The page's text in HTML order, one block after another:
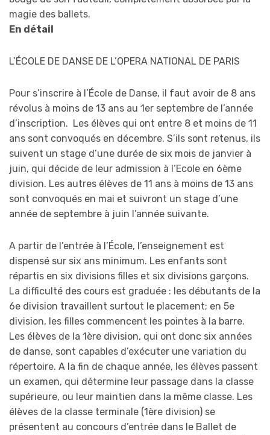
magie des ballets.
En détail
L’ÉCOLE DE DANSE DE L’OPERA NATIONAL DE PARIS
Pour s’inscrire à l’École de Danse, il faut avoir de 8 ans
révolus à moins de 13 ans au 1er septembre de l’année
d’inscription. Les élèves qui ont entre 8 et moins de 11
ans sont convoqués en décembre. S’ils sont retenus, ils
suivent un stage d’une durée de six mois de janvier à
juin, qui décide de leur admission à l’Ecole en 6ème
division. Les autres élèves de 11 ans à moins de 13 ans
sont convoqués en mai et suivront un stage d’une
année de septembre à juin l’année suivante.
A partir de l’entrée à l’École, l’enseignement est
dispensé sur six ans minimum. Les enfants sont
répartis en six divisions filles et six divisions garçons.
La difficulté des cours est graduée : les débutants de la
6e division travaillent surtout le placement; en 5e
division, les filles commencent les pointes à la barre.
Les élèves de la 1ère division, qui ont donc six années
de danse, sont capables d’exécuter une variation du
répertoire. A la fin de chaque année, les élèves passent
un examen, qui détermine leur passage dans la classe
supérieure, ou leur maintien dans la même classe. Les
élèves de la classe terminale (1ère division) se
présentent au concours d’entrée dans le Ballet de